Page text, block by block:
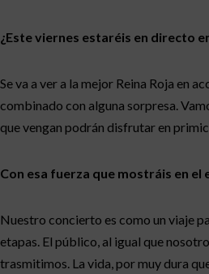
¿Este viernes estaréis en directo
Se va a ver a la mejor Reina Roja en
combinado con alguna sorpresa.
que vengan podrán disfrutar en
Con esa fuerza que mostráis en el
Nuestro concierto es como un viaje
etapas. El público, al igual que
trasmitimos. La vida, por muy dura